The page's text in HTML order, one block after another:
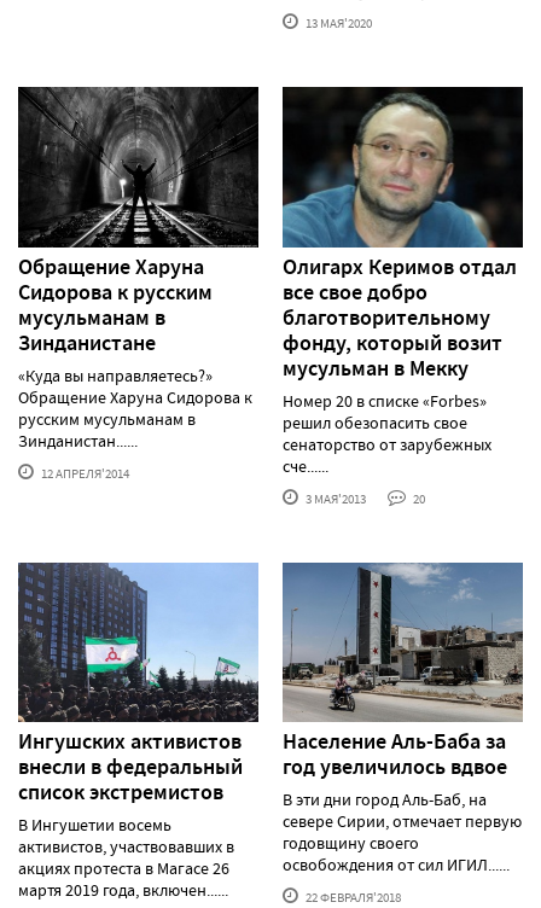
13 МАЯ'2020
Обращение Харуна
Сидорова к русским
мусульманам в
Зинданистане
«Куда вы направляетесь?»
Обращение Харуна Сидорова к
русским мусульманам в
Зинданистан......
12 АПРЕЛЯ'2014
Олигарх Керимов отдал
все свое добро
благотворительному
фонду, который возит
мусульман в Мекку
Номер 20 в списке «Forbes»
решил обезопасить свое
сенаторство от зарубежных
сче......
3 МАЯ'2013 20
Ингушских активистов
внесли в федеральный
список экстремистов
В Ингушетии восемь
активистов, участвовавших в
акциях протеста в Магасе 26
мартя 2019 года, включен......
Население Аль-Баба за
год увеличилось вдвое
В эти дни город Аль-Баб, на
севере Сирии, отмечает первую
годовщину своего
освобождения от сил ИГИЛ......
22 ФЕВРАЛЯ'2018